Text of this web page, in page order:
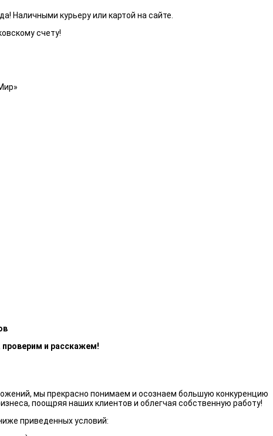
Наличными курьеру или картой на сайте.
счету!
и расскажем!
мы прекрасно понимаем и осознаем большую конкуренцию
поощряя наших клиентов и облегчая собственную работу!
приведенных условий: